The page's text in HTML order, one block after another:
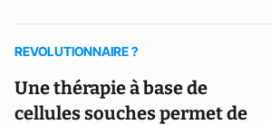
REVOLUTIONNAIRE ?
Une thérapie à base de
cellules souches permet de